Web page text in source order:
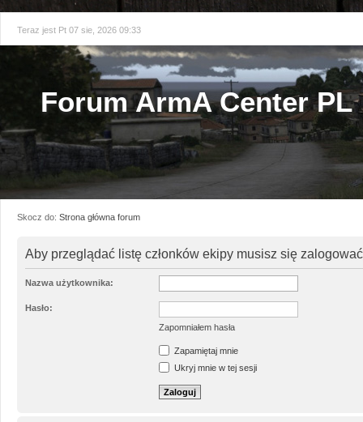
Teraz jest Pt 07 sie, 2026 09:33
Forum ArmA Center PL
Skocz do: Strona główna forum
Aby przeglądać listę członków ekipy musisz się
Nazwa użytkownika:
Hasło:
Zapomniałem hasła
Zapamiętaj mnie
Ukryj mnie w tej sesji